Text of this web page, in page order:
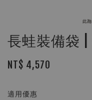
長蛙裝備袋
NT$ 4,570
適用優惠